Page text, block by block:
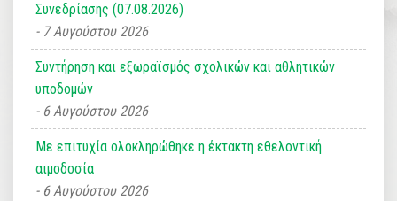
Συνεδρίασης (07.08.2026)
7 Αυγούστου 2026
Συντήρηση και εξωραϊσμός σχολικών και αθλητικών
υποδομών
6 Αυγούστου 2026
Με επιτυχία ολοκληρώθηκε η έκτακτη εθελοντική
αιμοδοσία
6 Αυγούστου 2026